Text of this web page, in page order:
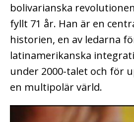
bolivarianska
fyllt 71 år. Han är en
historien, en av ledarna
latinamerikanska
under 2000-talet och för
en multipolär värld.